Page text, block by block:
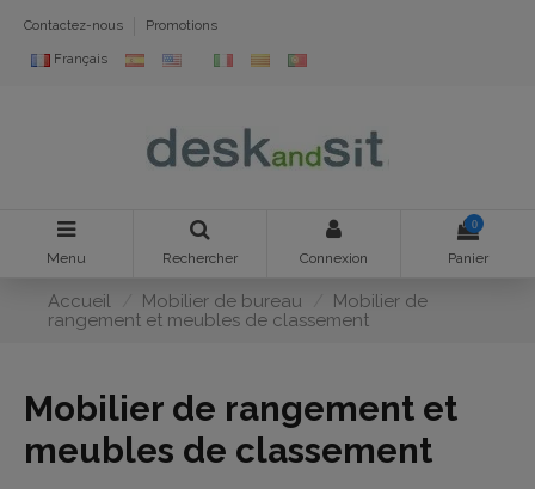
Contactez-nous Promotions
Français
Menu Rechercher Connexion
0
Panier
Accueil Mobilier de bureau
Mobilier de
rangement et meubles de classement
Mobilier de rangement et
meubles de classement